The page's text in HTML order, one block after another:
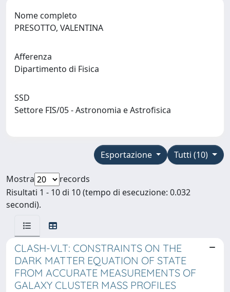
Nome completo
PRESOTTO, VALENTINA
Afferenza
Dipartimento di Fisica
SSD
Settore FIS/05 - Astronomia e Astrofisica
Tutti (10)
Esportazione
Mostra
records
Risultati 1 - 10 di 10 (tempo di esecuzione: 0.032
secondi).
CLASH-VLT: CONSTRAINTS ON THE
DARK MATTER EQUATION OF STATE
FROM ACCURATE MEASUREMENTS OF
GALAXY CLUSTER MASS PROFILES